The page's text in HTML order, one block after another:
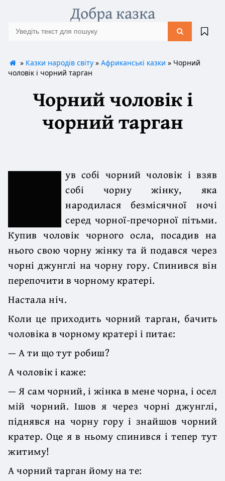
Добра казка
» Казки народів світу» Африканські казки » Чорний
чоловік і чорний тарган
Чорний чоловік і
чорний тарган
ув собі чорний чоловік і взяв
собі чорну жінку, яка
народилася безмісячної ночі
серед чорної-пречорної пітьми.
Купив чоловік чорного осла, посадив на
нього свою чорну жінку та й подався через
чорні джунглі на чорну гору. Спинився він
перепочити в чорному кратері.
Настала ніч.
Коли це приходить чорний тарган, бачить
чоловіка в чорному кратері і питає:
— А ти що тут робиш?
А чоловік і каже:
— Я сам чорний, і жінка в мене чорна, і осел
мій чорний. Ішов я через чорні джунглі,
піднявся на чорну гору і знайшов чорний
кратер. Оце я в ньому спинився і тепер тут
житиму!
А чорний тарган йому на те: